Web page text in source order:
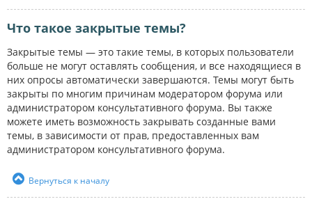
Что такое закрытые темы?
Закрытые темы — это такие темы, в которых пользователи
больше не могут оставлять сообщения, и все находящиеся в
них опросы автоматически завершаются. Темы могут быть
закрыты по многим причинам модератором форума или
администратором консультативного форума. Вы также
можете иметь возможность закрывать созданные вами
темы, в зависимости от прав, предоставленных вам
администратором консультативного форума.
Вернуться к началу